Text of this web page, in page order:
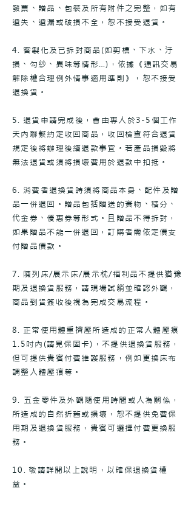
發票、贈品、包裝及所有附件之完整，如有
遺失、遺漏或破損不全，恕不接受退貨。
4. 客製化及已拆封商品(如剪標、下水、汙
損、勾紗、異味等情形…)，依據《通訊交易
解除權合理例外情事適用準則》，恕不接受
退換貨。
5. 退貨申請完成後，會由專人於3-5個工作
天內聯繫約定收回商品，收回檢查符合退貨
規定後將辦理後續退款事宜。若產品損毀將
無法退貨或須將損壞費用於退款中扣抵。
6. 消費者退換貨時須將商品本身、配件及贈
品一併退回。贈品包括贈送的實物、積分、
代金券、優惠券等形式。且贈品不得拆封，
如果贈品不能一併退回，訂購者需依定價支
付贈品價款。
7. 陳列床/展示床/展示枕/福利品不提供猶豫
期及退換貨服務，請現場試躺並確認外觀，
商品到貨簽收後視為完成交易流程。
8. 正常使用體重擠壓所造成的正常人體壓痕
1.5吋內(請見保固卡)，不提供退換貨服務，
但可提供貴賓付費維護服務，例如更換床布
調整人體壓痕等。
9. 五金零件及外觀隨使用時間或人為關係，
所造成的自然折舊或損壞，恕不提供免費保
用期及退換貨服務，貴賓可選擇付費更換服
務。
10. 敬請詳閱以上說明，以確保退換貨權
益。